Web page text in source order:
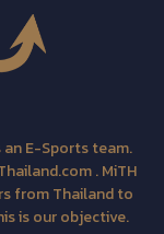
an E-Sports team.
. MiTH
from Thailand to
is our objective.